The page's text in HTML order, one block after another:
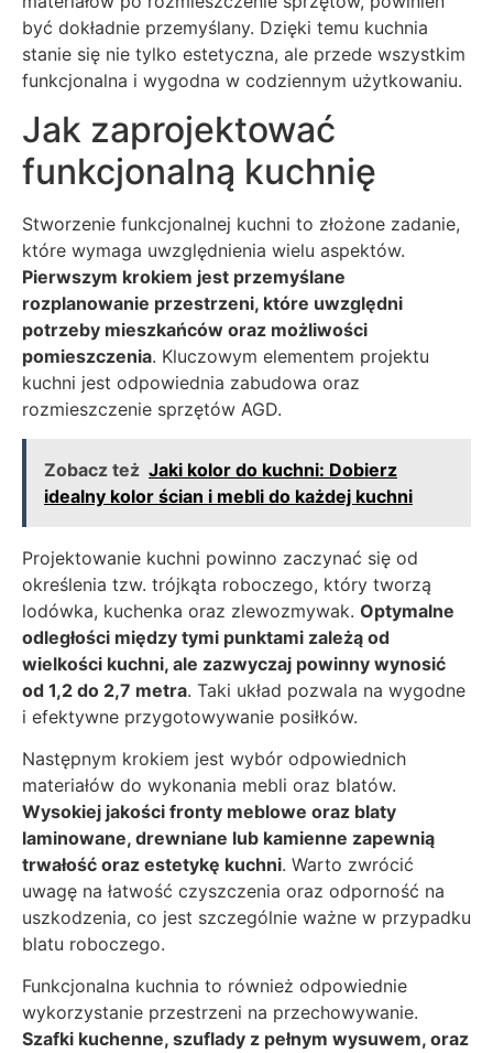
być dokładnie przemyślany. Dzięki temu kuchnia
stanie się nie tylko estetyczna, ale przede wszystkim
funkcjonalna i wygodna w codziennym użytkowaniu.
Jak zaprojektować
funkcjonalną kuchnię
Stworzenie funkcjonalnej kuchni to złożone zadanie,
które wymaga uwzględnienia wielu aspektów.
Pierwszym krokiem jest przemyślane
rozplanowanie przestrzeni, które uwzględni
potrzeby mieszkańców oraz możliwości
pomieszczenia. Kluczowym elementem projektu
kuchni jest odpowiednia zabudowa oraz
rozmieszczenie sprzętów AGD.
Zobacz też Jaki kolor do kuchni: Dobierz
idealny kolor ścian i mebli do każdej kuchni
Projektowanie kuchni powinno zaczynać się od
określenia tzw. trójkąta roboczego, który tworzą
lodówka, kuchenka oraz zlewozmywak. Optymalne
odległości między tymi punktami zależą od
wielkości kuchni, ale zazwyczaj powinny wynosić
od 1,2 do 2,7 metra. Taki układ pozwala na wygodne
i efektywne przygotowywanie posiłków.
Następnym krokiem jest wybór odpowiednich
materiałów do wykonania mebli oraz blatów.
Wysokiej jakości fronty meblowe oraz blaty
laminowane, drewniane lub kamienne zapewnią
trwałość oraz estetykę kuchni. Warto zwrócić
uwagę na łatwość czyszczenia oraz odporność na
uszkodzenia, co jest szczególnie ważne w przypadku
blatu roboczego.
Funkcjonalna kuchnia to również odpowiednie
wykorzystanie przestrzeni na przechowywanie.
Szafki kuchenne, szuflady z pełnym wysuwem, oraz